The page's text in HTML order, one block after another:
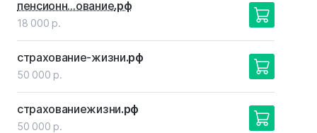
пенсионн…ование.рф
18 000 р.
страхование-жизни.рф
50 000 р.
страхованиежизни.рф
50 000 р.